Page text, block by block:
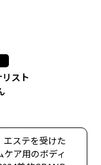
スト
ステを受けた
ア用のボディ